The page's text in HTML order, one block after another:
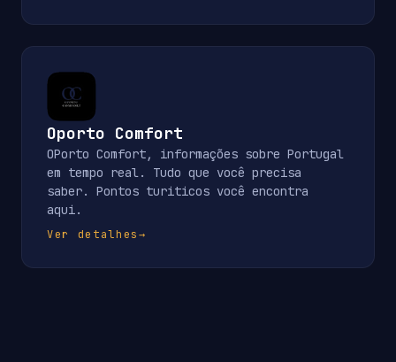
Oporto Comfort
OPorto Comfort, informações sobre Portugal
em tempo real. Tudo que você precisa
saber. Pontos turiticos você encontra
aqui.
Ver detalhes→